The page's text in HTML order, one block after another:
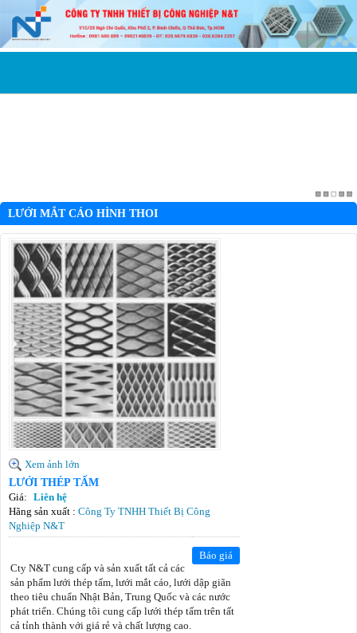
LƯỚI MẮT CÁO HÌNH THOI
Xem ảnh lớn
LƯỚI THÉP TẤM
Giá: Liên hệ
Hãng sản xuất : Công Ty TNHH Thiết Bị Công
Nghiệp N&T
Báo giá
Cty N&T cung cấp và sản xuất tất cả các
sản phẩm lưới thép tấm, lưới mắt cáo, lưới dập giãn
theo tiêu chuẩn Nhật Bản, Trung Quốc và các nước
phát triển. Chúng tôi cung cấp lưới thép tấm trên tất
cả tỉnh thành với giá rẻ và chất lượng cao.